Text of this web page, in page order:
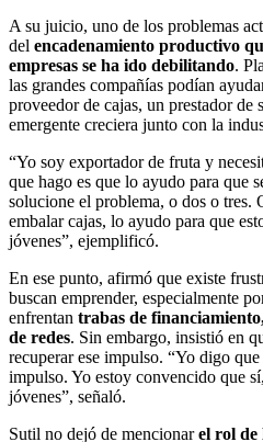
A su juicio, uno de los problemas
del encadenamiento productivo
empresas se ha ido debilitando.
las grandes compañías podían
proveedor de cajas, un prestador de
emergente creciera junto con la
“Yo soy exportador de fruta y
que hago es que lo ayudo para que
solucione el problema, o dos o tres.
embalar cajas, lo ayudo para que
jóvenes”, ejemplificó.
En ese punto, afirmó que existe
buscan emprender, especialmente
enfrentan trabas de
de redes. Sin embargo, insistió en
recuperar ese impulso. “Yo digo
impulso. Yo estoy convencido que
jóvenes”, señaló.
Sutil no dejó de mencionarel rol de